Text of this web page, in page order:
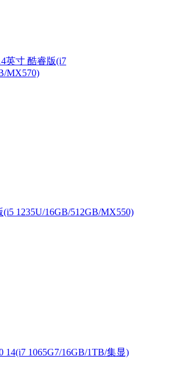
英寸 酷睿版(i7
MX570)
1235U/16GB/512GB/MX550)
14(i7 1065G7/16GB/1TB/集显)